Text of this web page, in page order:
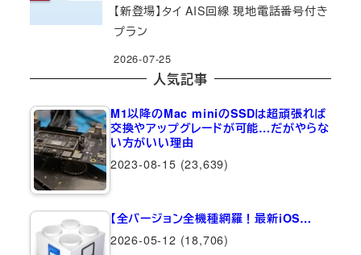
【新登場】タイ AIS回線 現地電話番号付き
プラン
2026-07-25
人気記事
M1以降のMac miniのSSDは超頑張れば
交換やアップグレードが可能…だがやらな
い方がいい理由
2023-08-15 (23,639)
【全バージョン全機種網羅！最新iOS…
2026-05-12 (18,706)